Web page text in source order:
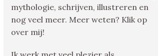
mythologie, schrijven, illustreren en
nog veel meer. Meer weten? Klik op
over mij!